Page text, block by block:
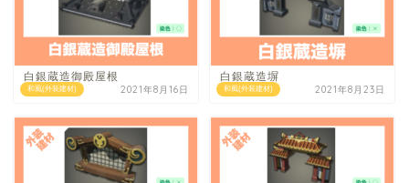
和風(外装建材)
白銀蔵造御殿屋根
2021年8月16日 和風(外装建材)
白銀蔵造塀
2021年8月23日